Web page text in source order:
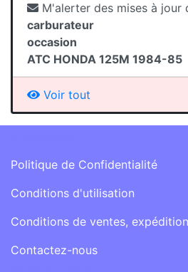
M'alerter des mises à jour
carburateur
occasion
ATC HONDA 125M 1984-85
Voir tout
Politique de Confidentialité
Conditions d'utilisation
Conditions de ventes,
Contactez-nous